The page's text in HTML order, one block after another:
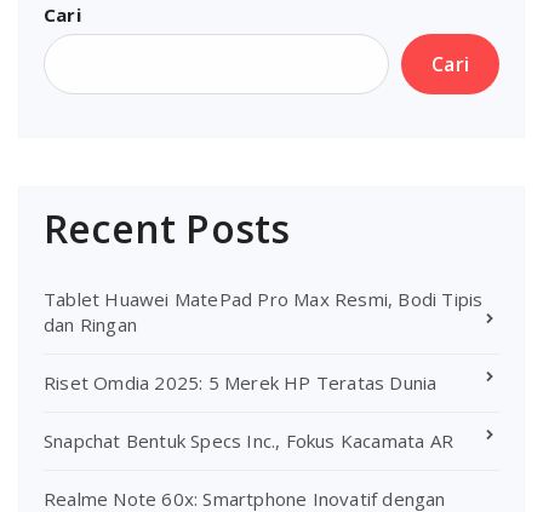
Cari
Cari
Recent Posts
Tablet Huawei MatePad Pro Max Resmi, Bodi Tipis
dan Ringan
Riset Omdia 2025: 5 Merek HP Teratas Dunia
Snapchat Bentuk Specs Inc., Fokus Kacamata AR
Realme Note 60x: Smartphone Inovatif dengan